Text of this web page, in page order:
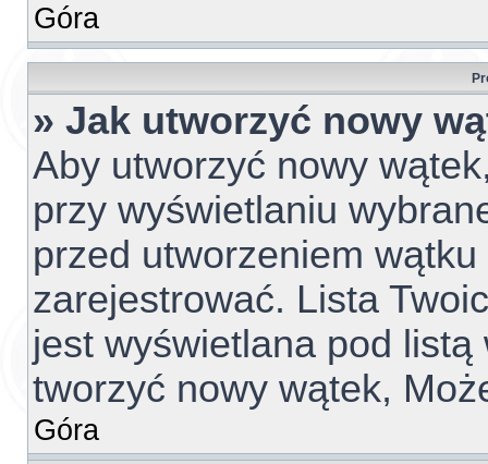
Góra
» Jak utworzyć nowy
Aby utworzyć nowy
przy wyświetlaniu
przed utworzeniem wątku
zarejestrować. Lista
jest wyświetlana pod listą
tworzyć nowy wątek,
Góra